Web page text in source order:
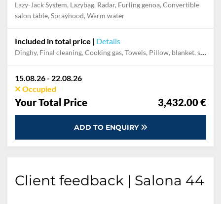
Lazy-Jack System, Lazybag, Radar, Furling genoa, Convertible
salon table, Sprayhood, Warm water
Included in total price | Details
Dinghy, Final cleaning, Cooking gas, Towels, Pillow, blanket, sheets, duvet cover, Permit / Transitlog, Starter pack, WiFi internet on board
15.08.26 - 22.08.26
Occupied
Your Total Price 3,432.00 €
ADD TO ENQUIRY
Client feedback | Salona 44